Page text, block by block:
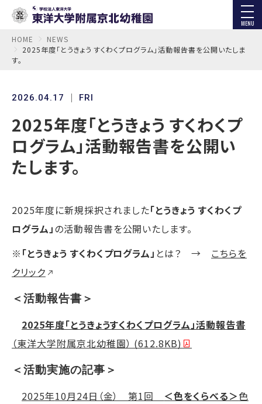
MENU
HOME
NEWS
2025年度「とうきょう すくわくプログラム」活動報告書を公開いたしま
す。
2026.04.17 FRI
2025年度「とうきょう すくわくプ
ログラム」活動報告書を公開い
たします。
2025年度に新規採択されました「とうきょう すくわくプ
ログラム」の活動報告書を公開いたします。
※ 「とうきょう すくわくプログラム」 とは？ → こちらを
クリック
＜活動報告書＞
2025年度「とうきょうすくわくプログラム」活動報告書
（東洋大学附属京北幼稚園） (612.8KB)
＜活動実施の記事＞
2025年10月24日（金） 第1回 ＜色をくらべる＞色